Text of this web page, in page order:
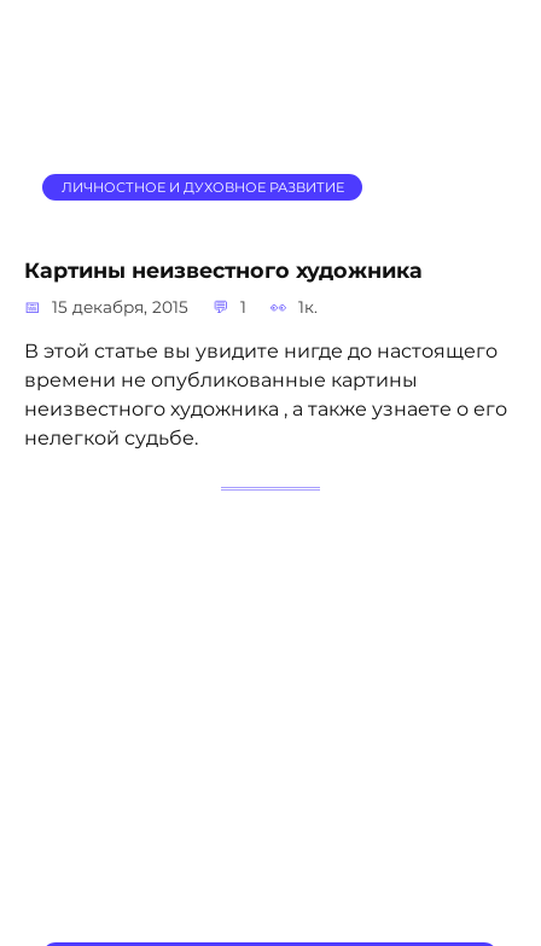
ЛИЧНОСТНОЕ И ДУХОВНОЕ РАЗВИТИЕ
Картины неизвестного художника
15 декабря, 2015 1 1к.
В этой статье вы увидите нигде до настоящего
времени не опубликованные картины
неизвестного художника , а также узнаете о его
нелегкой судьбе.